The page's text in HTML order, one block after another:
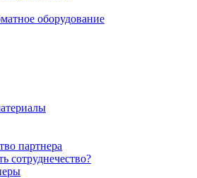
оборудование
партнера
сотруднечество?